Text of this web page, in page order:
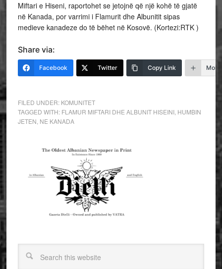
Miftari e Hiseni, raportohet se jetojnë që një kohë të gjatë
në Kanada, por varrimi i Flamurit dhe Albunitit sipas
medieve kanadeze do të bëhet në Kosovë. (Kortezi:RTK )
Share via:
Facebook Twitter Copy Link More
FILED UNDER: KOMUNITET
TAGGED WITH: FLAMUR MIFTARI DHE ALBUNIT HISEINI, HUMBIN
JETEN NE KANADA